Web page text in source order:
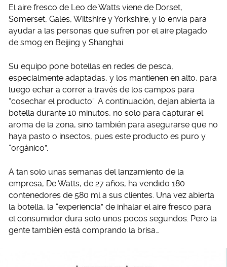
El aire fresco de Leo de Watts viene de Dorset,
Somerset, Gales, Wiltshire y Yorkshire; y lo envía para
ayudar a las personas que sufren por el aire plagado
de smog en Beijing y Shanghai.
Su equipo pone botellas en redes de pesca,
especialmente adaptadas, y los mantienen en alto, para
luego echar a correr a través de los campos para
“cosechar el producto”. A continuación, dejan abierta la
botella durante 10 minutos, no solo para capturar el
aroma de la zona, sino también para asegurarse que no
haya pasto o insectos, pues este producto es puro y
“orgánico”.
A tan solo unas semanas del lanzamiento de la
empresa, De Watts, de 27 años, ha vendido 180
contenedores de 580 ml a sus clientes. Una vez abierta
la botella, la “experiencia” de inhalar el aire fresco para
el consumidor dura solo unos pocos segundos. Pero la
gente también está comprando la brisa…